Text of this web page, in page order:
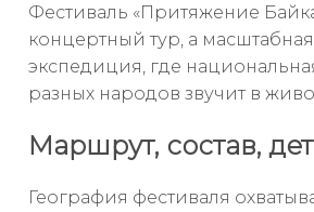
Фестиваль «Притяжение
концертный тур, а масштабная
экспедиция, где
разных народов звучит в
Маршрут, состав,
География фестиваля